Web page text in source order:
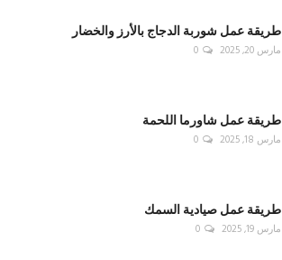
طريقة عمل شوربة الدجاج بالأرز والخضار
مارس 20, 2025 0
طريقة عمل شاورما اللحمة
مارس 18, 2025 0
طريقة عمل صيادية السمك
مارس 19, 2025 0